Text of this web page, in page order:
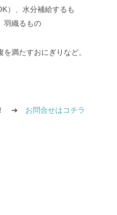
）、水分補給するも
羽織るもの
を満たすおにぎりなど。
！ ➔ お問合せはコチラ